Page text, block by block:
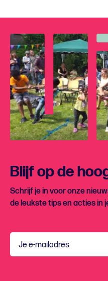
Blijf op de
Schrijf je in voor onze
de leukste tips en acties in
Je e-mailadres